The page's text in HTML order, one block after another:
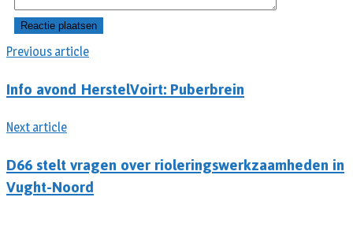
Previous article
Info avond HerstelVoirt: Puberbrein
Next article
D66 stelt vragen over rioleringswerkzaamheden in
Vught-Noord